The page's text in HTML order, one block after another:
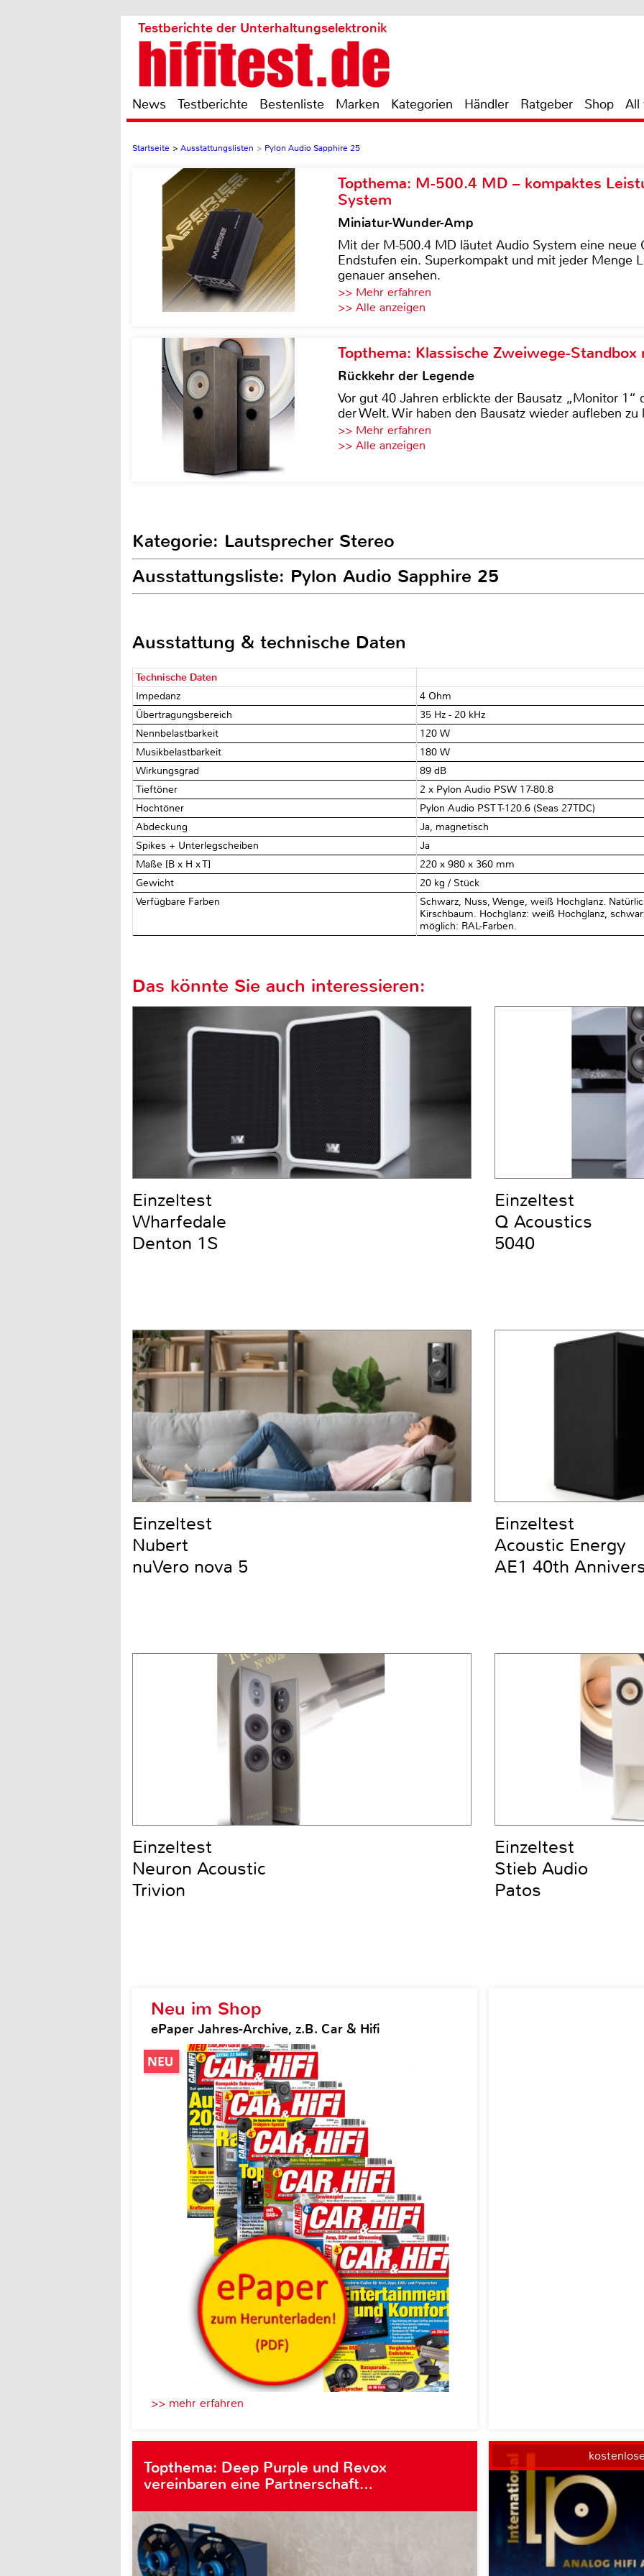
Testberichte der Unterhaltungselektronik
News Testberichte Bestenliste Marken Kategorien Händler Ratgeber Shop All
Startseite > Ausstattungslisten > Pylon Audio Sapphire 25
Topthema: M-500.4 MD – kompaktes
System
Miniatur-Wunder-Amp
Mit der M-500.4 MD läutet Audio System eine neue
Endstufen ein. Superkompakt und mit jeder Menge
genauer ansehen.
>> Mehr erfahren
>> Alle anzeigen
Topthema: Klassische Zweiwege-
Rückkehr der Legende
Vor gut 40 Jahren erblickte der Bausatz „Monitor 1“
der Welt. Wir haben den Bausatz wieder aufleben zu
>> Mehr erfahren
>> Alle anzeigen
Kategorie: Lautsprecher Stereo
Ausstattungsliste: Pylon Audio Sapphire 25
Ausstattung & technische Daten
Technische Daten
Impedanz
4 Ohm
Übertragungsbereich
35 Hz - 20 kHz
Nennbelastbarkeit
120 W
Musikbelastbarkeit
180 W
Wirkungsgrad
89 dB
Tieftöner
2 x Pylon Audio PSW 17-80.8
Hochtöner
Pylon Audio PST T-120.6 (Seas 27TDC)
Abdeckung
Ja, magnetisch
Spikes + Unterlegscheiben
Ja
Maße [B x H x T]
220 x 980 x 360 mm
Gewicht
20 kg / Stück
Verfügbare Farben
Schwarz, Nuss, Wenge, weiß Hochglanz.
Kirschbaum. Hochglanz: weiß Hochglanz,
möglich: RAL-Farben.
Neu im Shop
ePaper Jahres-Archive, z.B. Car & Hifi
>> mehr erfahren
Topthema: Deep Purple und Revox
vereinbaren eine Partnerschaft…
Das könnte Sie auch interessieren:
Einzeltest
Wharfedale
Denton 1S
Einzeltest
Q Acoustics
5040
Einzeltest
Nubert
nuVero nova 5
Einzeltest
Acoustic Energy
AE1 40th
Einzeltest
Neuron Acoustic
Trivion
Einzeltest
Stieb Audio
Patos